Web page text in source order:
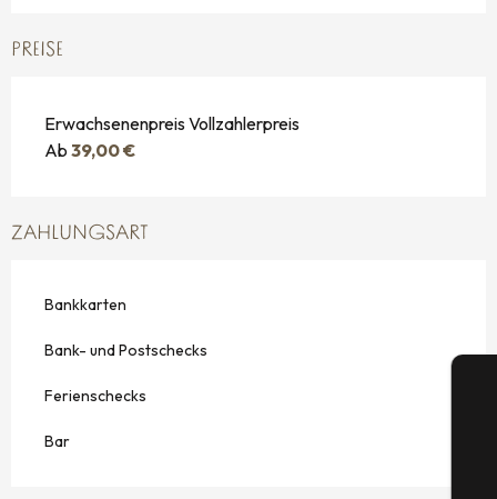
PREISE
Erwachsenenpreis Vollzahlerpreis
Ab 39,00 €
ZAHLUNGSART
Bankkarten
Bank- und Postschecks
Ferienschecks
Bar